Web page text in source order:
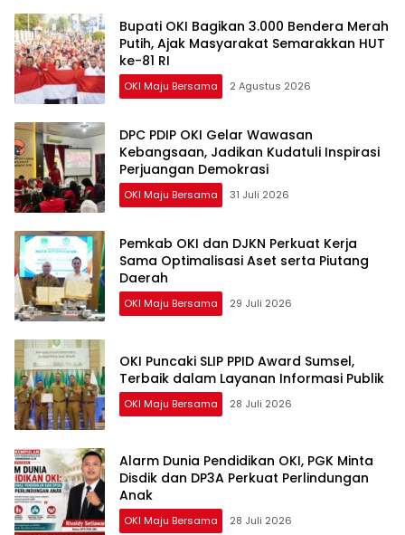
Bupati OKI Bagikan 3.000 Bendera Merah
Putih, Ajak Masyarakat Semarakkan HUT
ke-81 RI
OKI Maju Bersama 2 Agustus 2026
DPC PDIP OKI Gelar Wawasan
Kebangsaan, Jadikan Kudatuli Inspirasi
Perjuangan Demokrasi
OKI Maju Bersama 31 Juli 2026
Pemkab OKI dan DJKN Perkuat Kerja
Sama Optimalisasi Aset serta Piutang
Daerah
OKI Maju Bersama 29 Juli 2026
OKI Puncaki SLIP PPID Award Sumsel,
Terbaik dalam Layanan Informasi Publik
OKI Maju Bersama 28 Juli 2026
Alarm Dunia Pendidikan OKI, PGK Minta
Disdik dan DP3A Perkuat Perlindungan
Anak
OKI Maju Bersama 28 Juli 2026